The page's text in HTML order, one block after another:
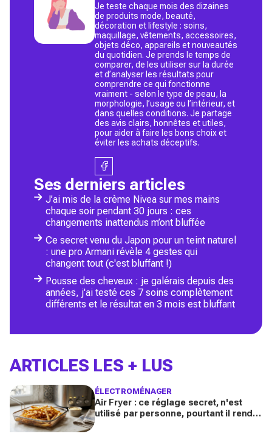
Je teste chaque mois des dizaines
de produits mode, beauté,
décoration et lifestyle : soins,
maquillage, vêtements, accessoires,
objets déco, appareils et nouveautés
du quotidien. Je prends le temps de
comparer, de les utiliser sur la durée
et d’analyser les résultats pour
comprendre ce qui fonctionne
vraiment - selon le type de peau, la
morphologie, l’usage ou l’intérieur, et
dans quelles conditions. Je partage
des avis clairs, honnêtes et utiles,
pour aider à faire les bons choix et
éviter les achats déceptifs.
Ses derniers articles
J’ai mis de la crème Nivea sur mes mains
chaque soir pendant 30 jours : ces
changements inattendus m’ont bluffée
Ce secret venu du Japon pour un teint naturel
: une pro Armani révèle 4 gestes qui
changent tout (c'est bluffant !)
Pousse des cheveux : je galérais depuis des
années, j'ai testé ces 7 soins complètement
différents et le résultat en 3 mois est bluffant
ARTICLES LES + LUS
ÉLECTROMÉNAGER
Air Fryer : ce réglage secret, n'est
utilisé par personne, pourtant il rend